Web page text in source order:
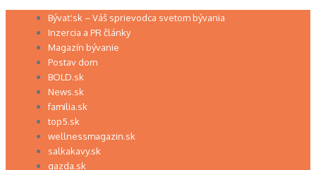
Preskočiť Bývať.sk – Váš sprievodca svetom bývania
Inzercia a PR články
Magazín bývanie
Postav dom
BOLD.sk
News.sk
familia.sk
top5.sk
wellnessmagazin.sk
salkakavy.sk
gazda.sk